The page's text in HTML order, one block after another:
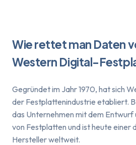
Wie rettet man Daten
Western Digital-
Gegründet im Jahr 1970, hat sich
der Festplattenindustrie etabliert.
das Unternehmen mit dem Entwurf
von Festplatten und ist heute einer
Hersteller weltweit.